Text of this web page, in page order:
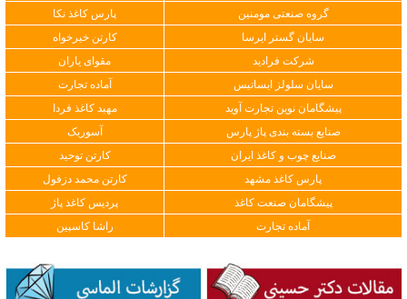
گروه صنعتی مومنین
پارس کاغذ نکا
سایان گستر ایرسا
کارتن خیرخواه
شرکت فرادید
مقوای یاران
سایان سلولز ایساتیس
آماده تجارت
پیشگامان نوین تجارت آوید
مهبد کاغذ فردا
صنایع بسته بندی پاژ پارس
آسوریک
صنایع چوب و کاغذ ایران
کارتن توحید
پارس کاغذ مشهد
کارتن محمد دزفول
پیشگامان صنعت کاغذ
پردیس کاغذ پاژ
آماده تجارت
راشا کاسپین